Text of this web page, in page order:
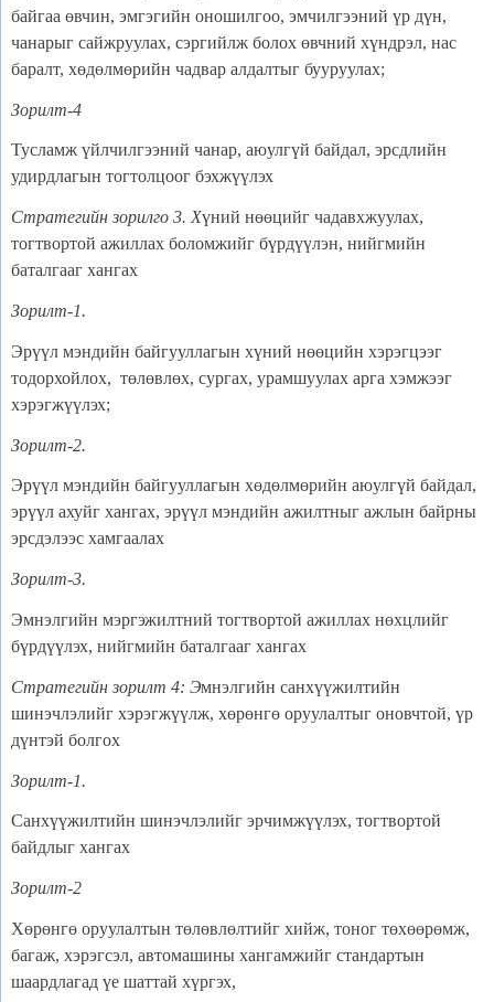
байгаа өвчин, эмгэгийн оношилгоо, эмчилгээний үр дүн,
чанарыг сайжруулах, сэргийлж болох өвчний хүндрэл, нас
баралт, хөдөлмөрийн чадвар алдалтыг бууруулах;
Зорилт-4
Тусламж үйлчилгээний чанар, аюулгүй байдал, эрсдлийн
удирдлагын тогтолцоог бэхжүүлэх
Стратегийн зорилго 3. Хүний нөөцийг чадавхжуулах,
тогтвортой ажиллах боломжийг бүрдүүлэн, нийгмийн
баталгааг хангах
Зорилт-1.
Эрүүл мэндийн байгууллагын хүний нөөцийн хэрэгцээг
тодорхойлох, төлөвлөх, сургах, урамшуулах арга хэмжээг
хэрэгжүүлэх;
Зорилт-2.
Эрүүл мэндийн байгууллагын хөдөлмөрийн аюулгүй байдал,
эрүүл ахуйг хангах, эрүүл мэндийн ажилтныг ажлын байрны
эрсдэлээс хамгаалах
Зорилт-3.
Эмнэлгийн мэргэжилтний тогтвортой ажиллах нөхцлийг
бүрдүүлэх, нийгмийн баталгааг хангах
Стратегийн зорилт 4: Эмнэлгийн санхүүжилтийн
шинэчлэлийг хэрэгжүүлж, хөрөнгө оруулалтыг оновчтой, үр
дүнтэй болгох
Зорилт-1.
Санхүүжилтийн шинэчлэлийг эрчимжүүлэх, тогтвортой
байдлыг хангах
Зорилт-2
Хөрөнгө оруулалтын төлөвлөлтийг хийж, тоног төхөөрөмж,
багаж, хэрэгсэл, автомашины хангамжийг стандартын
шаардлагад үе шаттай хүргэх,